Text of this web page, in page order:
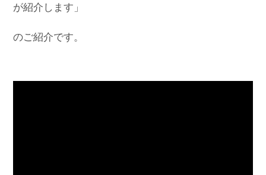
が紹介します」
のご紹介です。